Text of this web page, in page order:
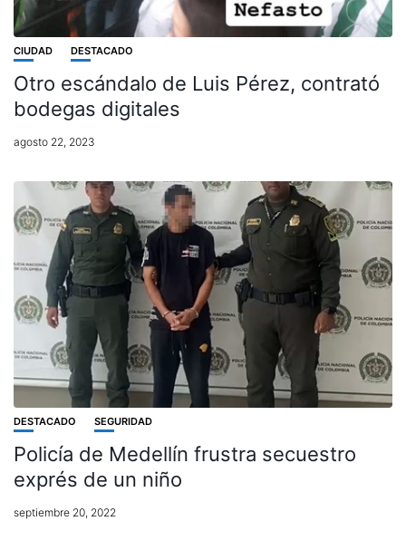
CIUDAD DESTACADO
Otro escándalo de Luis Pérez, contrató
bodegas digitales
agosto 22, 2023
DESTACADO SEGURIDAD
Policía de Medellín frustra secuestro
exprés de un niño
septiembre 20, 2022